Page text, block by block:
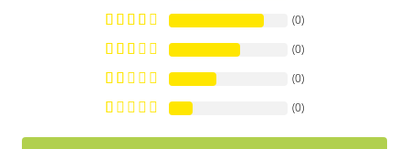
(0)
(0)
(0)
(0)